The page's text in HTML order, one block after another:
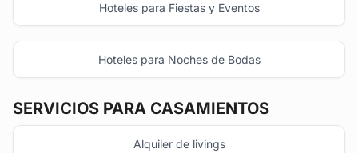
Hoteles para Fiestas y Eventos
Hoteles para Noches de Bodas
SERVICIOS PARA CASAMIENTOS
Alquiler de livings